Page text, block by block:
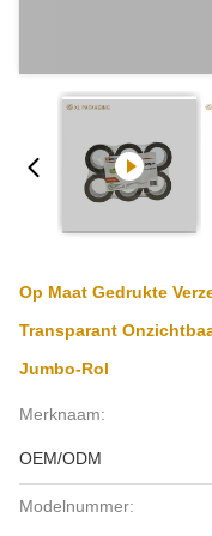
Op Maat Gedrukte
Transparant
Jumbo-Rol
Merknaam:
OEM/ODM
Modelnummer: